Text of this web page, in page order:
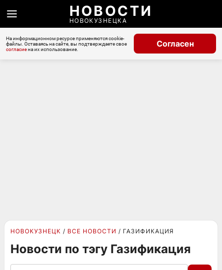
НОВОСТИ
НОВОКУЗНЕЦКА
На информационном ресурсе применяются cookie-
файлы. Оставаясь на сайте, вы подтверждаете свое
согласиена их использование.
Согласен
НОВОКУЗНЕЦК ВСЕ НОВОСТИ ГАЗИФИКАЦИЯ
Новости по тэгу Газификация